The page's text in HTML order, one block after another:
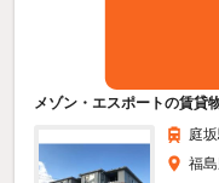
メゾン・エスポートの賃貸
庭
福